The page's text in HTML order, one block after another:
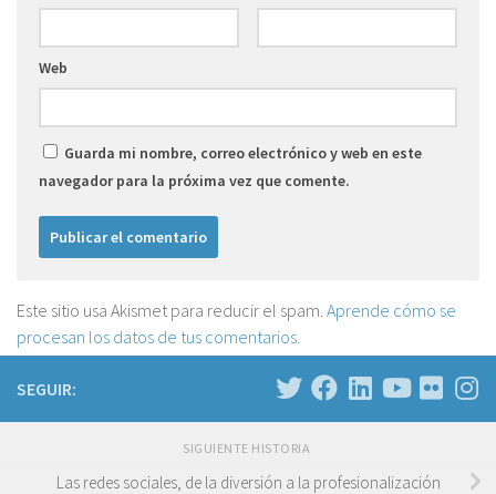
Web
Guarda mi nombre, correo electrónico y web en este
navegador para la próxima vez que comente.
Este sitio usa Akismet para reducir el spam. Aprende cómo se
procesan los datos de tus comentarios.
SEGUIR:
SIGUIENTE HISTORIA
Las redes sociales, de la diversión a la profesionalización